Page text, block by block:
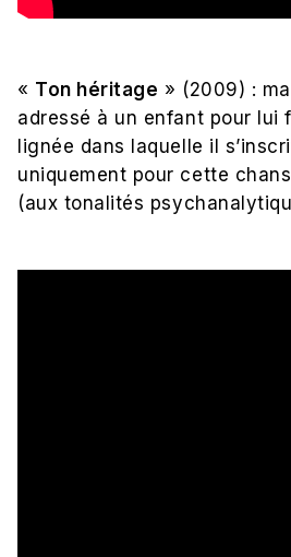
« Ton héritage » (2009) :
adressé à un enfant pour lui
lignée dans laquelle il
uniquement pour cette
(aux tonalités